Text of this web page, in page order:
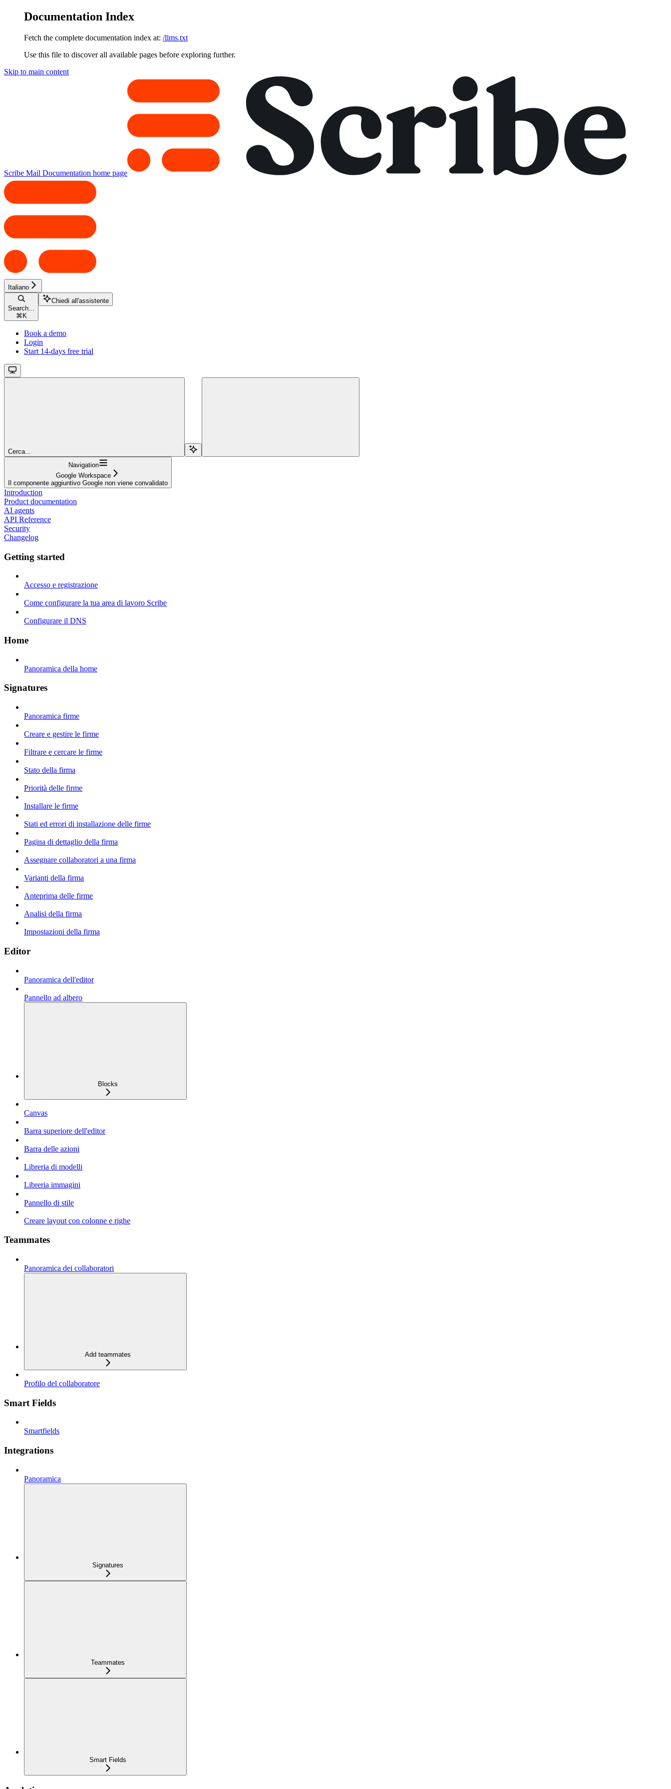
Documentation Index
Fetch the complete documentation index at: /llms.txt
Use this file to discover all available pages before exploring further.
Skip to main content
Scribe Mail Documentation home page
Italiano
Search...
⌘ K
Chiedi all'assistente
Book a demo
Login
Start 14-days free trial
Cerca...
Navigation
Google Workspace
Il componente aggiuntivo Google non viene convalidato
Introduction
Product documentation
AI agents
API Reference
Security
Changelog
Getting started
Accesso e registrazione
Come configurare la tua area di lavoro Scribe
Configurare il DNS
Home
Panoramica della home
Signatures
Panoramica firme
Creare e gestire le firme
Filtrare e cercare le firme
Stato della firma
Priorità delle firme
Installare le firme
Stati ed errori di installazione delle firme
Pagina di dettaglio della firma
Assegnare collaboratori a una firma
Varianti della firma
Anteprima delle firme
Analisi della firma
Impostazioni della firma
Editor
Panoramica dell'editor
Pannello ad albero
Blocks
Canvas
Barra superiore dell'editor
Barra delle azioni
Libreria di modelli
Libreria immagini
Pannello di stile
Creare layout con colonne e righe
Teammates
Panoramica dei collaboratori
Add teammates
Profilo del collaboratore
Smart Fields
Smartfields
Integrations
Panoramica
Signatures
Teammates
Smart Fields